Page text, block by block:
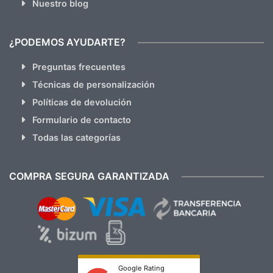
Nuestro blog
¿PODEMOS AYUDARTE?
Preguntas frecuentes
Técnicas de personalización
Políticas de devolución
Formulario de contacto
Todas las categorías
COMPRA SEGURA GARANTIZADA
Google Rating